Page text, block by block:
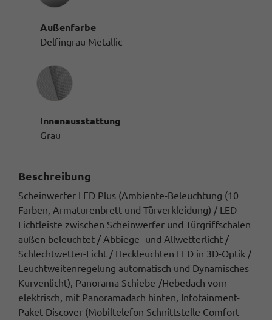
Außenfarbe
Delfingrau Metallic
Innenausstattung
Innenausstattung
Grau
Beschreibung
Scheinwerfer LED Plus (Ambiente-Beleuchtung (10
Farben, Armaturenbrett und Türverkleidung) / LED
Lichtleiste zwischen Scheinwerfer und Türgriffschalen
außen beleuchtet / Abbiege- und Allwetterlicht /
Schlechtwetter-Licht / Heckleuchten LED in 3D-Optik /
Leuchtweitenregelung automatisch und Dynamisches
Kurvenlicht), Panorama Schiebe-/Hebedach vorn
elektrisch, mit Panoramadach hinten, Infotainment-
Paket Discover (Mobiltelefon Schnittstelle Comfort